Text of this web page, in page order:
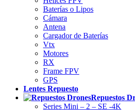
Baterías o Lipos
Cámara
Antena
Cargador de Baterías
Vtx
Motores
RX
Frame FPV
GPS
Lentes Repuesto
Repuestos
Series Mini – 2 – SE -4K